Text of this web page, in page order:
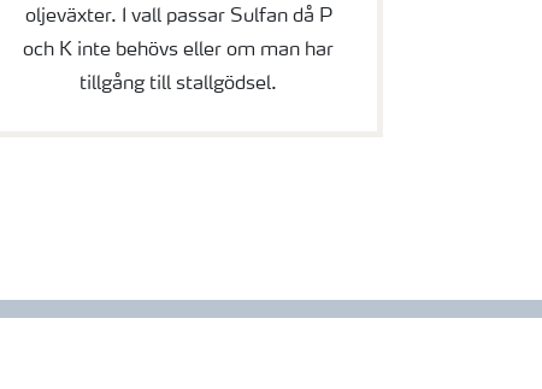
oljeväxter. I vall passar Sulfan då P
och K inte behövs eller om man har
tillgång till stallgödsel.